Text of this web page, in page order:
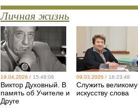
Личная жизнь
19.04.2026 / 15:48:06
Виктор Духовный. В
память об Учителе и
Друге
09.03.2026 / 16:23:48
Служить великому
искусству слова